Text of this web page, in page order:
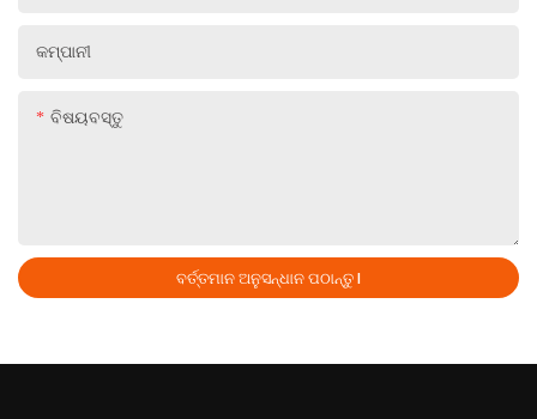
କମ୍ପାନୀ
ବିଷୟବସ୍ତୁ
ବର୍ତ୍ତମାନ ଅନୁସନ୍ଧାନ ପଠାନ୍ତୁ |